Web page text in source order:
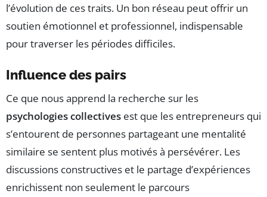
l’évolution de ces traits. Un bon réseau peut offrir un
soutien émotionnel et professionnel, indispensable
pour traverser les périodes difficiles.
Influence des pairs
Ce que nous apprend la recherche sur les
psychologies collectives est que les entrepreneurs qui
s’entourent de personnes partageant une mentalité
similaire se sentent plus motivés à persévérer. Les
discussions constructives et le partage d’expériences
enrichissent non seulement le parcours